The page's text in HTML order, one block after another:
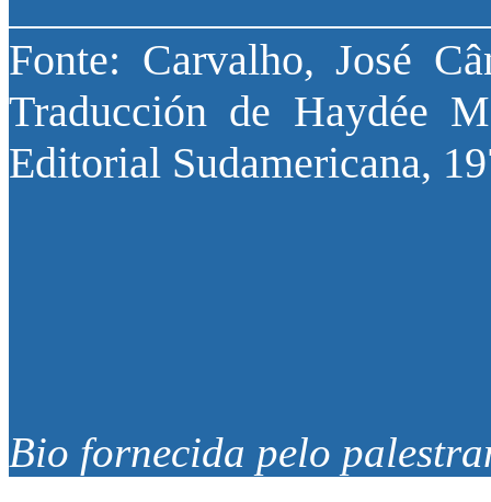
Fonte: Carvalho, José
Traducción de Haydée
Editorial Sudamericana,
Bio fornecida pelo